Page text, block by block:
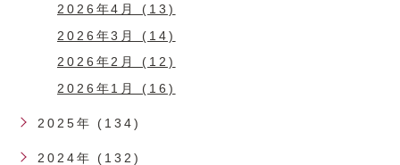
2026年4月 (13)
2026年3月 (14)
2026年2月 (12)
2026年1月 (16)
2025年 (134)
2024年 (132)